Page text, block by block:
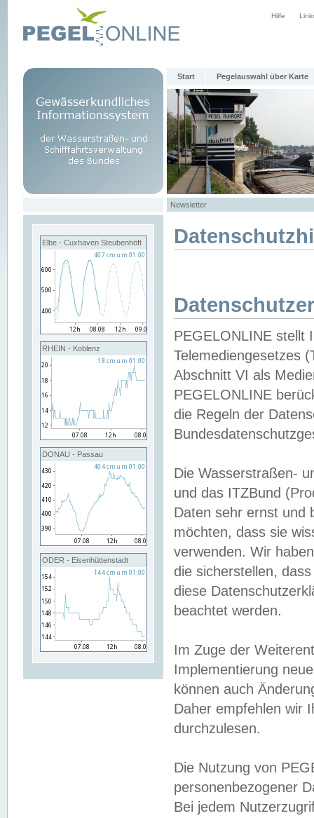
Hilfe
Start Pegelauswahl über Karte
Newsletter
Elbe - Cuxhaven Steubenhöft
RHEIN - Koblenz
DONAU - Passau
ODER - Eisenhüttenstadt
PEGELONLINE stellt
Telemediengesetzes
Abschnitt VI als
PEGELONLINE
die Regeln der
Die Wasserstraßen-
und das ITZBund
Daten sehr ernst und
möchten, dass sie
verwenden. Wir
die sicherstellen,
diese
beachtet werden.
Im Zuge der
Implementierung
können auch
Daher empfehlen wir
durchzulesen.
Die Nutzung von
personenbezogener
Bei jedem